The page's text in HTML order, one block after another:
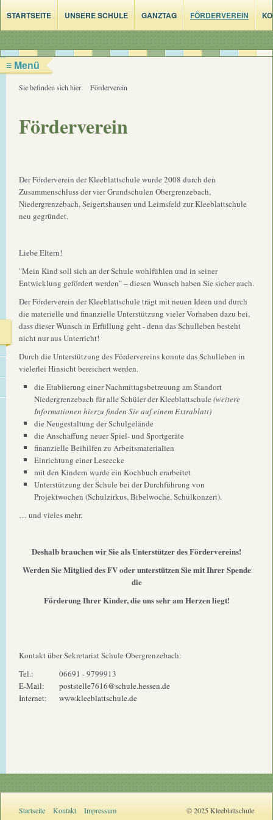
STARTSEITE UNSERE SCHULE GANZTAG FÖRDERVEREIN
≡ Menü
Sie befinden sich hier: Förderverein
Förderverein
Der Förderverein der Kleeblattschule wurde 2008 durch den
Zusammenschluss der vier Grundschulen Obergrenzebach,
Niedergrenzebach, Seigertshausen und Leimsfeld zur Kleeblattschule
neu gegründet.
Liebe Eltern!
"Mein Kind soll sich an der Schule wohlfühlen und in seiner
Entwicklung gefördert werden" – diesen Wunsch haben Sie sicher auch.
Der Förderverein der Kleeblattschule trägt mit neuen Ideen und durch
die materielle und finanzielle Unterstützung vieler Vorhaben dazu bei,
dass dieser Wunsch in Erfüllung geht - denn das Schulleben besteht
nicht nur aus Unter­richt!
Durch die Unterstützung des Fördervereins konnte das Schulleben in
vielerlei Hinsicht bereichert werden.
die Etablierung einer Nachmittagsbetreuung am Standort
Niedergrenzebach für alle Schüler der Kleeblattschule (weitere
Informationen hierzu finden Sie auf einem Extrablatt)
die Neugestaltung der Schulgelände
die Anschaffung neuer Spiel- und Sportgeräte
finanzielle Beihilfen zu Arbeitsmaterialien
Einrichtung einer Leseecke
mit den Kindern wurde ein Kochbuch erarbeitet
Unterstützung der Schule bei der Durchführung von
Projektwochen (Schulzirkus, Bibelwoche, Schulkonzert).
… und vieles mehr.
Deshalb brauchen wir Sie als Unterstützer des Fördervereins!
Werden Sie Mitglied des FV oder unterstützen Sie mit Ihrer Spende
die
Förderung Ihrer Kinder, die uns sehr am Herzen liegt!
Kontakt über Sekretariat Schule Obergrenzebach:
Tel.:
06691 - 9799913
E-Mail:
poststelle7616@schule.hessen.de
Internet: www.kleeblattschule.de
Startseite Kontakt Impressum © 2025 Kleeblattschule